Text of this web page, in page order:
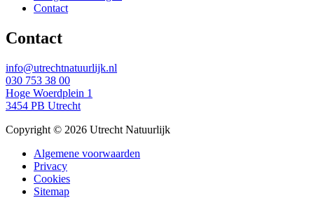
Contact
Contact
info@utrechtnatuurlijk.nl
030 753 38 00
Hoge Woerdplein 1
3454 PB Utrecht
Copyright © 2026 Utrecht Natuurlijk
Algemene voorwaarden
Privacy
Cookies
Sitemap